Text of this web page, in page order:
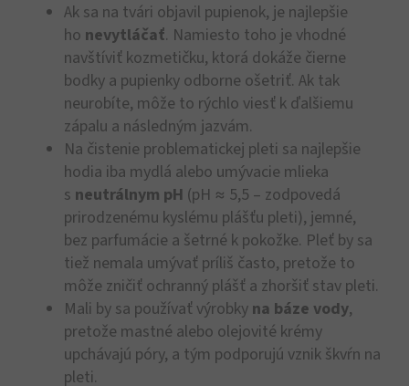
Ak sa na tvári objavil pupienok, je najlepšie
ho nevytláčať. Namiesto toho je vhodné
navštíviť kozmetičku, ktorá dokáže čierne
bodky a pupienky odborne ošetriť. Ak tak
neurobíte, môže to rýchlo viesť k ďalšiemu
zápalu a následným jazvám.
Na čistenie problematickej pleti sa najlepšie
hodia iba mydlá alebo umývacie mlieka
s neutrálnym pH (pH ≈ 5,5 – zodpovedá
prirodzenému kyslému plášťu pleti), jemné,
bez parfumácie a šetrné k pokožke. Pleť by sa
tiež nemala umývať príliš často, pretože to
môže zničiť ochranný plášť a zhoršiť stav pleti.
Mali by sa používať výrobky na báze vody,
pretože mastné alebo olejovité krémy
upchávajú póry, a tým podporujú vznik škvŕn na
pleti.